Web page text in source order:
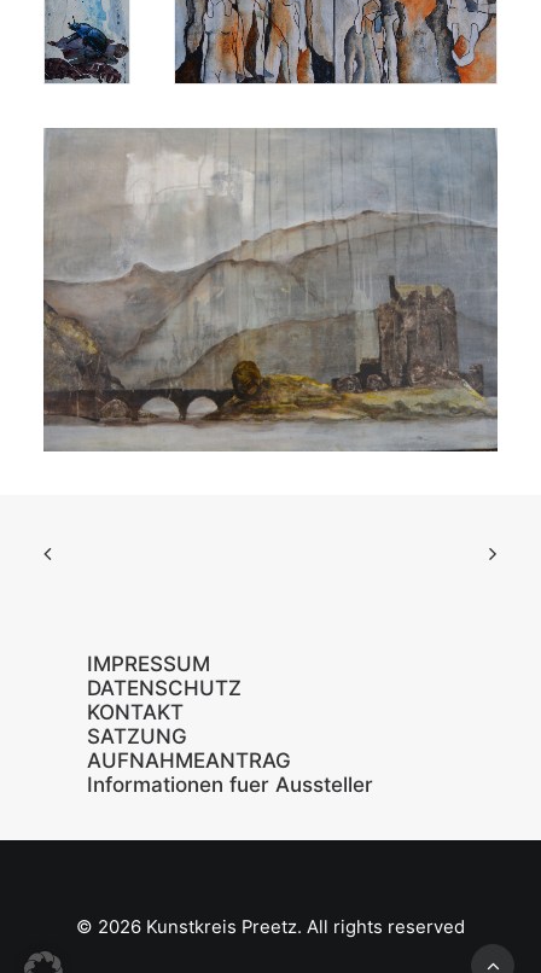
IMPRESSUM
DATENSCHUTZ
KONTAKT
SATZUNG
AUFNAHMEANTRAG
Informationen fuer Aussteller
© 2026 Kunstkreis Preetz. All rights reserved